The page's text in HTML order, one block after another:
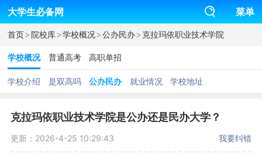
大学生必备网 菜单
首页>院校库>学校概况>公办民办>克拉玛依职业技术学院
学校概况 普通高考 高职单招
学校介绍 是双高吗 公办民办 就业情况 学校地址
克拉玛依职业技术学院是公办还是民办大学？
更新：2026-4-25 10:29:43 我要纠错